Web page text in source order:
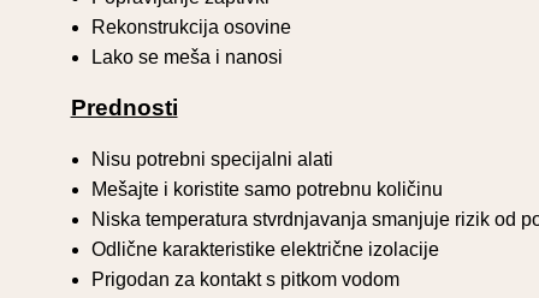
Rekonstrukcija osovine
Lako se meša i nanosi
Prednosti
Nisu potrebni specijalni alati
Mešajte i koristite samo potrebnu količinu
Niska temperatura stvrdnjavanja smanjuje rizik od
Odlične karakteristike električne izolacije
Prigodan za kontakt s pitkom vodom
Istrošena površina sedišta